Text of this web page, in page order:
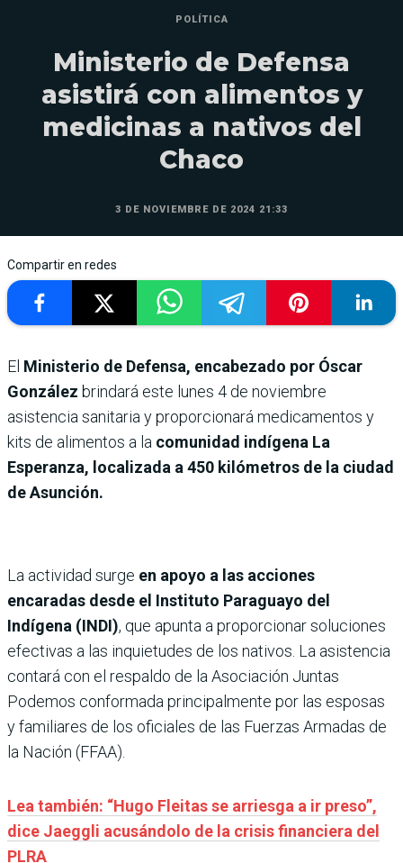
POLÍTICA
Ministerio de Defensa
asistirá con alimentos y
medicinas a nativos del
Chaco
3 DE NOVIEMBRE DE 2024 21:33
Compartir en redes
El Ministerio de Defensa, encabezado por Óscar
González brindará este lunes 4 de noviembre
asistencia sanitaria y proporcionará medicamentos y
kits de alimentos a la comunidad indígena La
Esperanza, localizada a 450 kilóme­tros de la ciudad
de Asunción.
La actividad surge en apoyo a las acciones
encaradas desde el Instituto Para­guayo del
Indígena (INDI), que apunta a proporcionar soluciones
efectivas a las inquietudes de los nativos. La asistencia
contará con el respaldo de la Asociación Juntas
Podemos conformada principalmente por las esposas
y familiares de los oficiales de las Fuerzas Armadas de
la Nación (FFAA).
Lea también: “Hugo Fleitas se arriesga a ir preso”,
dice Jaeggli acusándolo de la crisis financiera del
PLRA